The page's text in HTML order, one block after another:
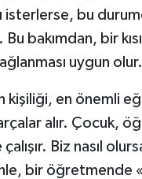
isterlerse, bu
bakımdan, bir
uygun olur.
kişiliği, en önemli
alır. Çocuk,
Biz nasıl
bir öğretmende